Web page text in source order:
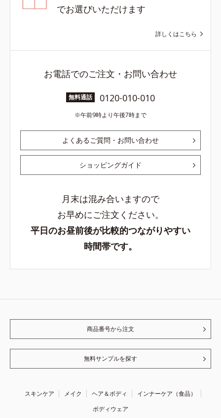
でお選びいただけます
詳しくはこちら
お電話でのご注文・お問い合わせ
無料通話 0120-010-010
午前9時より午後7時まで
よくあるご質問・お問い合わせ
ショッピングガイド
月末は混み合いますので
お早めにご注文ください。
平日のお昼前後が比較的つながりやすい
時間帯です。
商品番号から注文
無料サンプルを探す
スキンケア メイク ヘア＆ボディ
インナーケア（食品）
ボディウェア